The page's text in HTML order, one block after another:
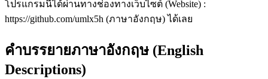
โปรแกรมนี้ได้ผ่านทางช่องทางเว็บไซต์ (Website) :
https://github.com/umlx5h (ภาษาอังกฤษ) ได้เลย
คำบรรยายภาษาอังกฤษ (English
Descriptions)